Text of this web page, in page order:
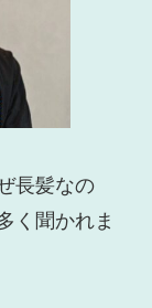
長髪なの
く聞かれま